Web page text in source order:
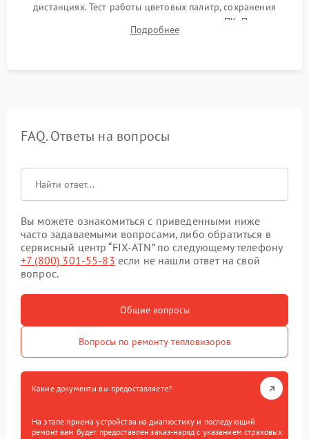
дистанциях. Тест работы цветовых палитр, сохранения
термограмм в память и передачи данных на ПК. Проверка
автономности работы и итоговый контроль качества.
Подробнее
FAQ. Ответы на вопросы
Вы можете ознакомиться с приведенными ниже
часто задаваемыми вопросами, либо обратиться в
сервисный центр “FIX-ATN” по следующему телефону
+7 (800) 301-55-83 если не нашли ответ на свой
вопрос.
Общие вопросы
Вопросы по ремонту тепловизоров
Какие документы вы предоставляете?
На этапе приема устройства на диагностику и последующий
ремонт вам будет предоставлен заказ-наряд с указанием страховых